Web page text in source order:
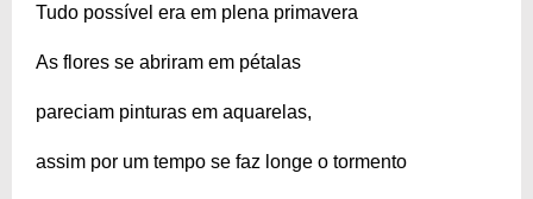
Tudo possível era em plena primavera
As flores se abriram em pétalas
pareciam pinturas em aquarelas,
assim por um tempo se faz longe o tormento